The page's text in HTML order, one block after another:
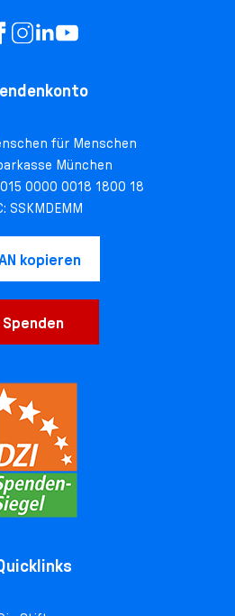
für Menschen
München
0000 0018 1800 18
SSKMDEMM
kopieren
Spenden